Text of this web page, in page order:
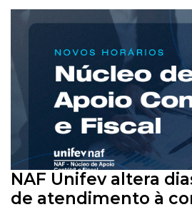
NAF Unifev altera
de atendimento à